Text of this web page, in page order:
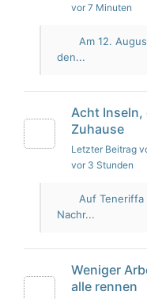
vor 7 Minuten
Am 12.
den...
Acht Inseln,
Zuhause
Letzter Beitrag
vor 3 Stunden
Auf Teneriffa
Nachr...
Weniger
alle rennen